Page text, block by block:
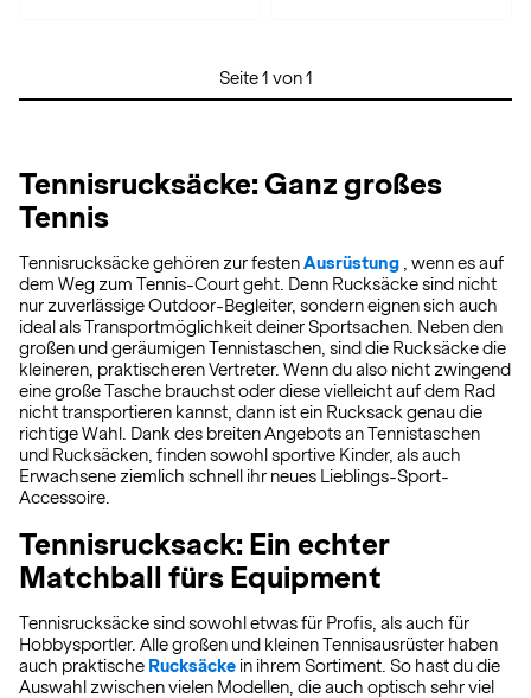
Seite 1 von 1
Tennisrucksäcke: Ganz großes
Tennis
Tennisrucksäcke gehören zur festenAusrüstung , wenn es auf
dem Weg zum Tennis-Court geht. Denn Rucksäcke sind nicht
nur zuverlässige Outdoor-Begleiter, sondern eignen sich auch
ideal als Transportmöglichkeit deiner Sportsachen. Neben den
großen und geräumigen Tennistaschen, sind die Rucksäcke die
kleineren, praktischeren Vertreter. Wenn du also nicht zwingend
eine große Tasche brauchst oder diese vielleicht auf dem Rad
nicht transportieren kannst, dann ist ein Rucksack genau die
richtige Wahl. Dank des breiten Angebots an Tennistaschen
und Rucksäcken, finden sowohl sportive Kinder, als auch
Erwachsene ziemlich schnell ihr neues Lieblings-Sport-
Accessoire.
Tennisrucksack: Ein echter
Matchball fürs Equipment
Tennisrucksäcke sind sowohl etwas für Profis, als auch für
Hobbysportler. Alle großen und kleinen Tennisausrüster haben
auch praktische Rucksäcke in ihrem Sortiment. So hast du die
Auswahl zwischen vielen Modellen, die auch optisch sehr viel